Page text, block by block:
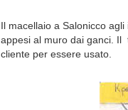
Il macellaio a Salonicco
appesi al muro dai ganci. Il
cliente per essere usato.